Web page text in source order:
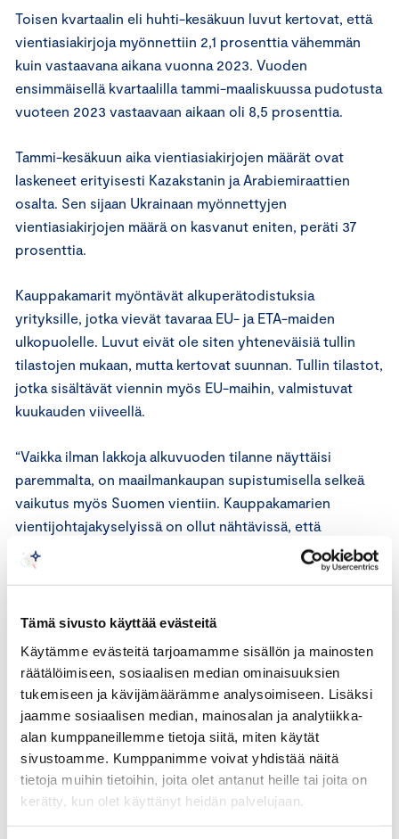
Tämä sivusto käyttää evästeitä
Käytämme evästeitä tarjoamamme sisällön ja mainosten
räätälöimiseen, sosiaalisen median ominaisuuksien
tukemiseen ja kävijämäärämme analysoimiseen. Lisäksi
jaamme sosiaalisen median, mainosalan ja analytiikka-
alan kumppaneillemme tietoja siitä, miten käytät
sivustoamme. Kumppanimme voivat yhdistää näitä
tietoja muihin tietoihin, joita olet antanut heille tai joita on
kerätty, kun olet käyttänyt heidän palvelujaan.
Toisen kvartaalin eli huhti-kesäkuun luvut kertovat, että
vientiasiakirjoja myönnettiin 2,1 prosenttia vähemmän
kuin vastaavana aikana vuonna 2023. Vuoden
ensimmäisellä kvartaalilla tammi-maaliskuussa pudotusta
vuoteen 2023 vastaavaan aikaan oli 8,5 prosenttia.
Tammi-kesäkuun aika vientiasiakirjojen määrät ovat
laskeneet erityisesti Kazakstanin ja Arabiemiraattien
osalta. Sen sijaan Ukrainaan myönnettyjen
vientiasiakirjojen määrä on kasvanut eniten, peräti 37
prosenttia.
Kauppakamarit myöntävät alkuperätodistuksia
yrityksille, jotka vievät tavaraa EU- ja ETA-maiden
ulkopuolelle. Luvut eivät ole siten yhteneväisiä tullin
tilastojen mukaan, mutta kertovat suunnan. Tullin tilastot,
jotka sisältävät viennin myös EU-maihin, valmistuvat
kuukauden viiveellä.
“Vaikka ilman lakkoja alkuvuoden tilanne näyttäisi
paremmalta, on maailmankaupan supistumisella selkeä
vaikutus myös Suomen vientiin. Kauppakamarien
vientijohtajakyselyissä on ollut nähtävissä, että
geopoliittinen epävarmuus sekä taantuva maailman
talous heikentää suomalaisten vientiyritysten
sanoo Romakkaniemi.
Euroopan unionin yleinen alkuperätodistus (Certificate
of Origin) osoittaa ensisijaisesti tavaran alkuperän, jotta
kohdemaassa voidaan toimia tullaus- tai kaupallisten
määräysten mukaisesti. Alkuperätodistuksia myöntävät
kaikki Suomen 19 kauppakamaria, ja Keskuskauppakamari
vastaa alkuperätodistusjärjestelmästä ja sen
kehittämisestä.